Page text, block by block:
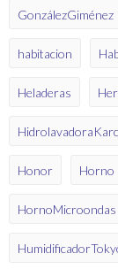
GonzálezGiménez
habitacion
Heladeras
Honor Horno
HornoMicroondas